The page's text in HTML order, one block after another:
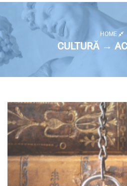
HOME
CULTURĂ →